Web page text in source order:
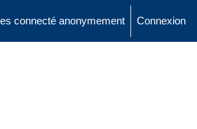
connecté anonymement Connexion